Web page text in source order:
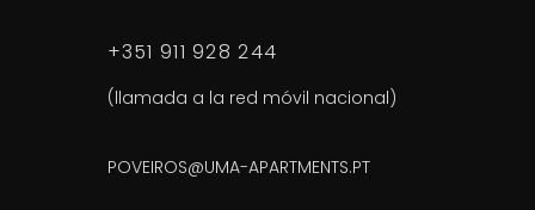
+351 911 928 244
(llamada a la red móvil nacional)
POVEIROS@UMA-APARTMENTS.PT